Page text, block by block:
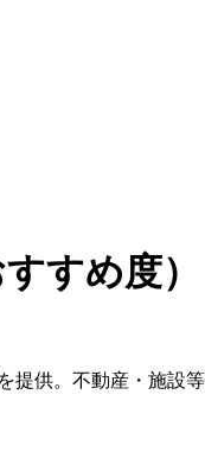
すめ度）
供。不動産・施設